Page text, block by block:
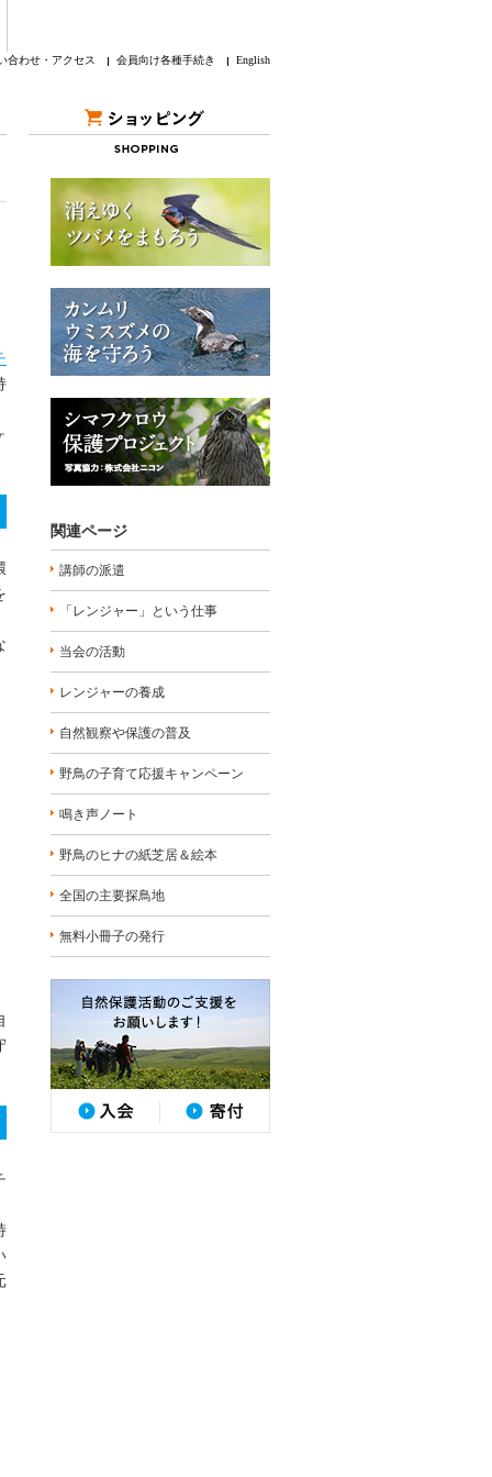
合わせ・アクセス 会員向け各種手続き English
関連ページ
講師の派遣
「レンジャー」という仕事
当会の活動
レンジャーの養成
自然観察や保護の普及
野鳥の子育て応援キャンペーン
鳴き声ノート
野鳥のヒナの紙芝居＆絵本
全国の主要探鳥地
無料小冊子の発行